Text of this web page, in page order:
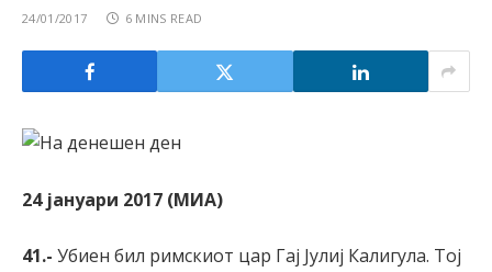
24/01/2017 6 MINS READ
24 јануари 2017 (МИА)
41.- Убиен бил римскиот цар Гај Јулиј Калигула. Тој